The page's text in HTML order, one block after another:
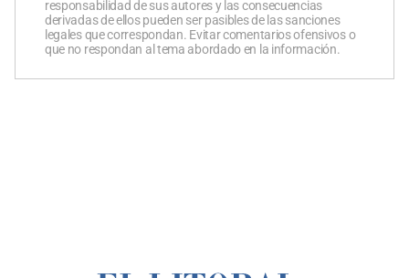
responsabilidad de sus autores y las consecuencias
derivadas de ellos pueden ser pasibles de las sanciones
legales que correspondan. Evitar comentarios ofensivos o
que no respondan al tema abordado en la información.